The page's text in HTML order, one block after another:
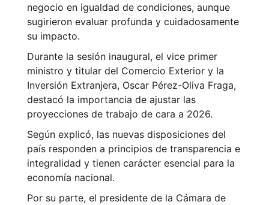
negocio en igualdad de condiciones, aunque
sugirieron evaluar profunda y cuidadosamente
su impacto.
Durante la sesión inaugural, el vice primer
ministro y titular del Comercio Exterior y la
Inversión Extranjera, Oscar Pérez-Oliva Fraga,
destacó la importancia de ajustar las
proyecciones de trabajo de cara a 2026.
Según explicó, las nuevas disposiciones del
país responden a principios de transparencia e
integralidad y tienen carácter esencial para la
economía nacional.
Por su parte, el presidente de la Cámara de